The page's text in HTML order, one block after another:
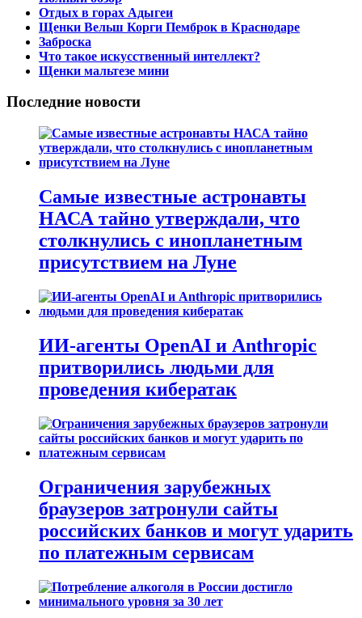
Отдых в горах Адыгеи
Щенки Вельш Корги Пемброк в Краснодаре
Заброска
Что такое искусственный интеллект?
Щенки мальтезе мини
Последние новости
Самые известные астронавты
НАСА тайно утверждали, что
столкнулись с инопланетным
присутствием на Луне
ИИ-агенты OpenAI и Anthropic
притворились людьми для
проведения кибератак
Ограничения зарубежных
браузеров затронули сайты
российских банков и могут ударить
по платежным сервисам